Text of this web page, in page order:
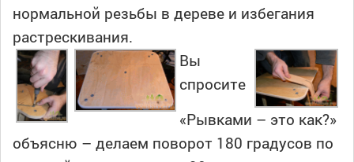
нормальной резьбы в дереве и избегания
растрескивания.
Вы
спросите
«Рывками – это как?»
объясню – делаем поворот 180 градусов по